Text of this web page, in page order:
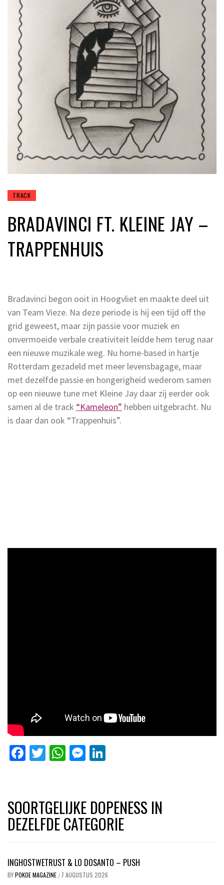
TRACK
BRADAVINCI FT. KLEINE JAY –
TRAPPENHUIS
Bradavinci begon ooit in Hoogvliet en maakte deel uit
van Team Vieze. Na deze periode is hij een tijd off the
grid geweest, maar zijn passie voor muziek en
onvermoeide verbale creativiteit leidde hem terug naar
een nieuwe muzikale weg. Nu home-based in hartje
Rotterdam gezadeld met meer levensbagage, maar
met dezelfde passie en hongerigheid wederom samen
op een nieuwe tune met Kleine Jay daar zij eerder ook
samen al de track “Kameleon” hebben uitgebracht. Nu
is daar dan ook “Trappenhuis”.
Facebook
Twitter
WhatsApp
Messenger
SOORTGELIJKE DOPENESS IN
DEZELFDE CATEGORIE
INGHOSTWETRUST & LO DOSANTO – PUSH
BYPOKOE MAGAZINE / 7 AUGUSTUS 2026